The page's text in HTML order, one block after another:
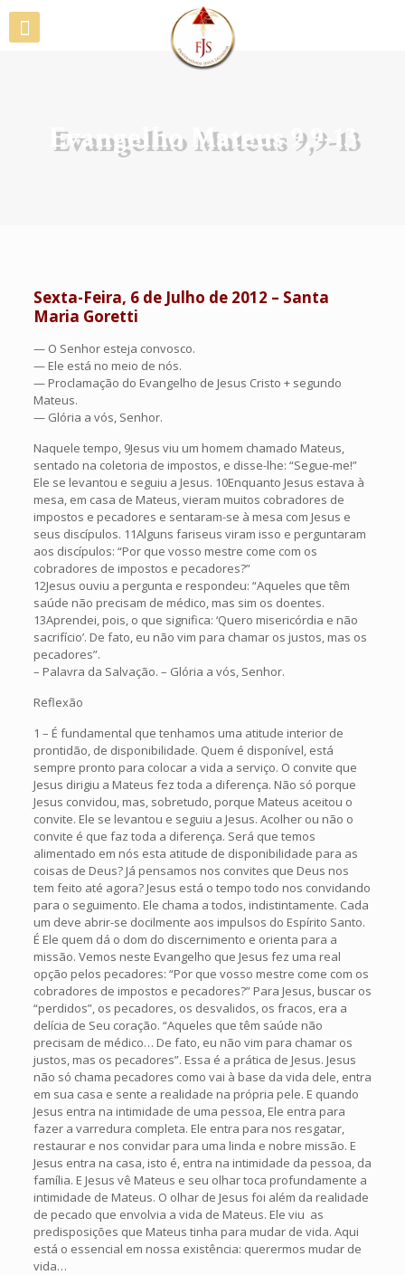
Evangelho Mateus 9,9-13
Sexta-Feira, 6 de Julho de 2012 – Santa
Maria Goretti
— O Senhor esteja convosco.
— Ele está no meio de nós.
— Proclamação do Evangelho de Jesus Cristo + segundo
Mateus.
— Glória a vós, Senhor.
Naquele tempo, 9Jesus viu um homem chamado Mateus,
sentado na coletoria de impostos, e disse-lhe: “Segue-me!”
Ele se levantou e seguiu a Jesus. 10Enquanto Jesus estava à
mesa, em casa de Mateus, vieram muitos cobradores de
impostos e pecadores e sentaram-se à mesa com Jesus e
seus discípulos. 11Alguns fariseus viram isso e perguntaram
aos discípulos: “Por que vosso mestre come com os
cobradores de impostos e pecadores?”
12Jesus ouviu a pergunta e respondeu: “Aqueles que têm
saúde não precisam de médico, mas sim os doentes.
13Aprendei, pois, o que significa: ‘Quero misericórdia e não
sacrifício’. De fato, eu não vim para chamar os justos, mas os
pecadores”.
– Palavra da Salvação. – Glória a vós, Senhor.
Reflexão
1 – É fundamental que tenhamos uma atitude interior de
prontidão, de disponibilidade. Quem é disponível, está
sempre pronto para colocar a vida a serviço. O convite que
Jesus dirigiu a Mateus fez toda a diferença. Não só porque
Jesus convidou, mas, sobretudo, porque Mateus aceitou o
convite. Ele se levantou e seguiu a Jesus. Acolher ou não o
convite é que faz toda a diferença. Será que temos
alimentado em nós esta atitude de disponibilidade para as
coisas de Deus? Já pensamos nos convites que Deus nos
tem feito até agora? Jesus está o tempo todo nos convidando
para o seguimento. Ele chama a todos, indistintamente. Cada
um deve abrir-se docilmente aos impulsos do Espírito Santo.
É Ele quem dá o dom do discernimento e orienta para a
missão. Vemos neste Evangelho que Jesus fez uma real
opção pelos pecadores: “Por que vosso mestre come com os
cobradores de impostos e pecadores?” Para Jesus, buscar os
“perdidos”, os pecadores, os desvalidos, os fracos, era a
delícia de Seu coração. “Aqueles que têm saúde não
precisam de médico… De fato, eu não vim para chamar os
justos, mas os pecadores”. Essa é a prática de Jesus. Jesus
não só chama pecadores como vai à base da vida dele, entra
em sua casa e sente a realidade na própria pele. E quando
Jesus entra na intimidade de uma pessoa, Ele entra para
fazer a varredura completa. Ele entra para nos resgatar,
restaurar e nos convidar para uma linda e nobre missão. E
Jesus entra na casa, isto é, entra na intimidade da pessoa, da
família. E Jesus vê Mateus e seu olhar toca profundamente a
intimidade de Mateus. O olhar de Jesus foi além da realidade
de pecado que envolvia a vida de Mateus. Ele viu as
predisposições que Mateus tinha para mudar de vida. Aqui
está o essencial em nossa existência: querermos mudar de
vida…